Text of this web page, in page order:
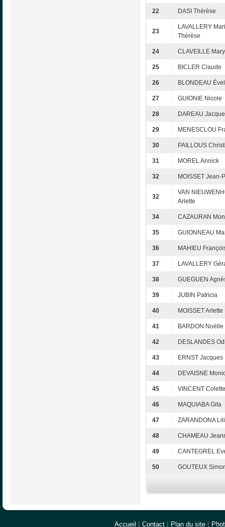
22 DASI Thérèse
23
LAVALLERY
Thérèse
24 CLAVEILLE
25 BICLER Claude
26 BLONDEAU
27 GUIONIE Nicole
28 DAREAU
29 MENESCLOU
30 PAILLOUS
31 MOREL Annick
32 MOISSET Jean-
32
VAN
Arlette
34 CAZAURAN
35 GUIONNEAU
36 MAHIEU
37 LAVALLERY
38 GUEGUEN
39 JUBIN Patricia
40 MOISSET Arlette
41 BARDON Noëlle
42 DESLANDES
43 ERNST Jacques
44 DEVAISNE
45 VINCENT Colette
46 MAQUIABA Gita
47 ZARANDONA
48 CHAMEAU
49 CANTEGREL
50 GOUTEUX
Accueil Contact Plan du site